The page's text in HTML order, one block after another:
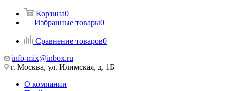
Корзина0
Избранные товары0
Сравнение товаров0
info-mix@inbox.ru
г. Москва, ул. Илимская, д. 1Б
О компании